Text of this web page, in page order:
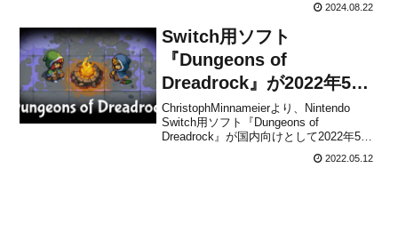
年11月28日に配信されることが決定しま
した。販売価格は139円(...
2024.08.22
Switch用ソフト
『Dungeons of
Dreadrock』が2022年5月
12日に配信決定！
ChristophMinnameierより、Nintendo
Switch用ソフト『Dungeons of
Dreadrock』が国内向けとして2022年5月
12日から配信開始になりました。販売価
格は1,350円(税込)に設定されています
2022.05.12